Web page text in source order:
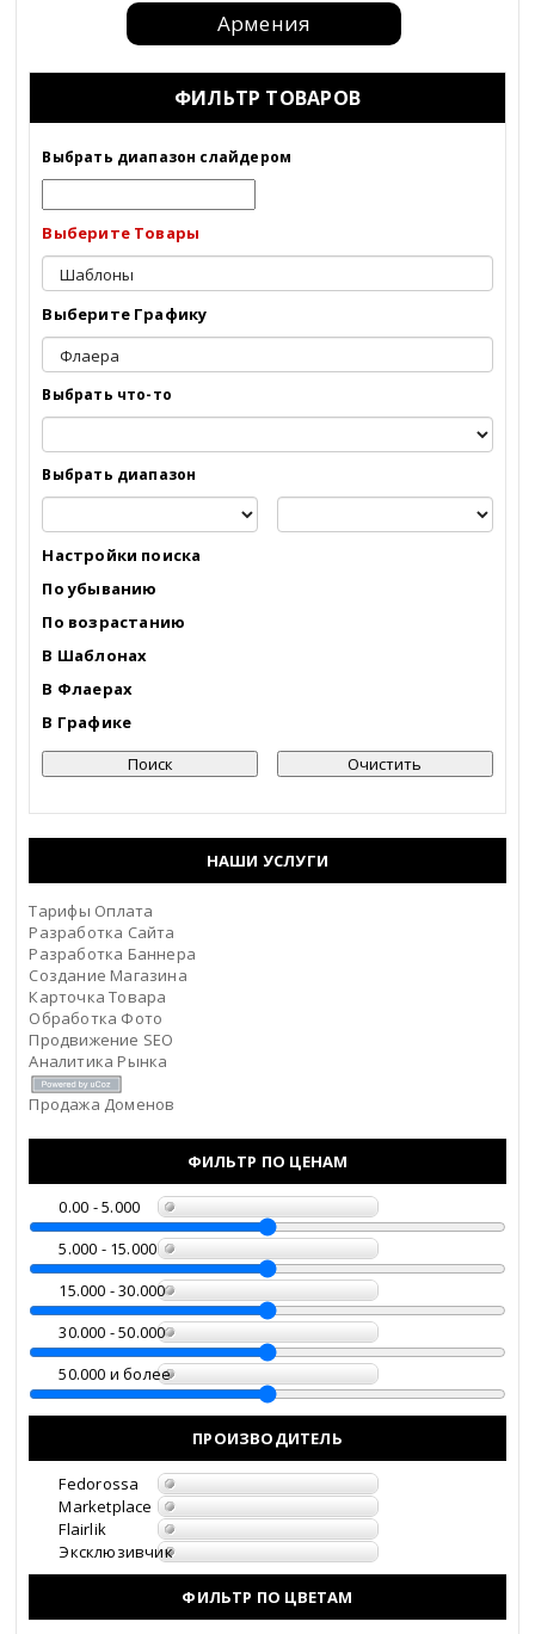
Армения
Москва
Алтайский край
Амурская область
Архангельская область
Астраханская область
Брянская область
Бурятия
Владимирская область
Волгоградская область
Вологодская область
Воронежская область
Еврейская АО
Забайкальский край
Запорожская область
Ивановская область
Ингушетия
Кабардино-Балкария
Калининградская
область
Калмыкия
ФИЛЬТР ТОВАРОВ
Выбрать диапазон слайдером
Выберите Товары
Выберите Графику
Выбрать что-то
Выбрать диапазон
Настройки поиска
По убыванию
По возрастанию
В Шаблонах
В Флаерах
В Графике
НАШИ УСЛУГИ
Тарифы Оплата
Разработка Сайта
Разработка Баннера
Создание Магазина
Карточка Товара
Обработка Фото
Продвижение SEO
Аналитика Рынка
Продажа Доменов
ФИЛЬТР ПО ЦЕНАМ
0.00 - 5.000
5.000 - 15.000
15.000 - 30.000
30.000 - 50.000
50.000 и более
ПРОИЗВОДИТЕЛЬ
Fedorossa
Marketplace
Flairlik
Эксклюзивчик
ФИЛЬТР ПО ЦВЕТАМ